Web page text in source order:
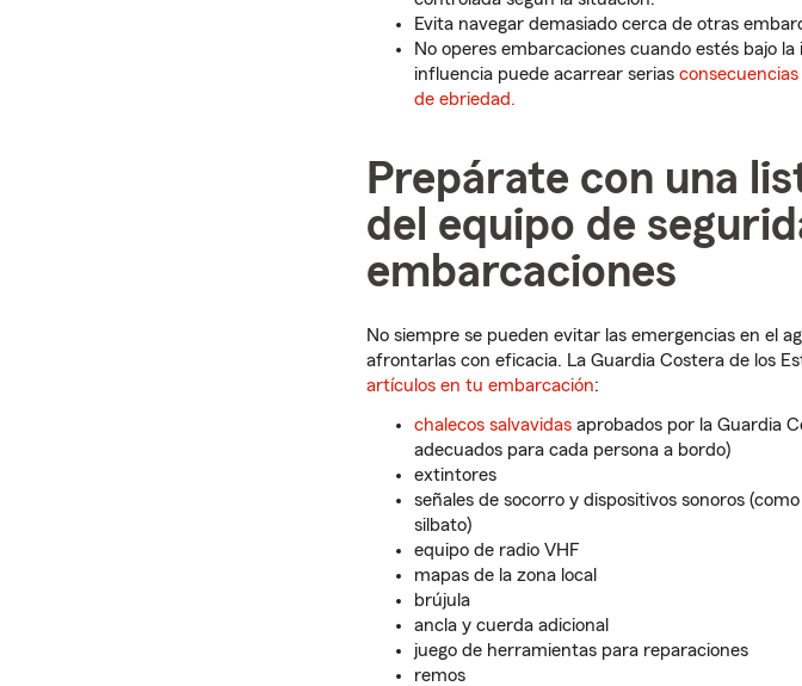
Evita navegar demasiado cerca de otras
No operes embarcaciones cuando estés bajo
influencia puede acarrear serias
de ebriedad.
Prepárate con una
del equipo de
embarcaciones
No siempre se pueden evitar las emergencias en el
afrontarlas con eficacia. La Guardia Costera de los
artículos en tu embarcación:
chalecos salvavidas aprobados por la Guardia
adecuados para cada persona a bordo)
extintores
señales de socorro y dispositivos sonoros
silbato)
equipo de radio VHF
mapas de la zona local
brújula
ancla y cuerda adicional
juego de herramientas para reparaciones
remos